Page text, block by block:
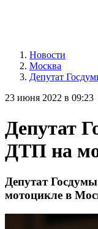
Новости
Москва
Депутат
23 июня 2022 в 09:23
Депутат
ДТП на
Депутат
мотоцикле в